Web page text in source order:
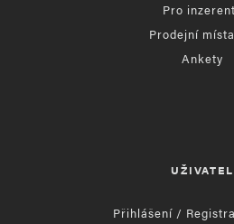
Pro
Prodejní
Ankety
UŽIVATEL
Přihlášení /